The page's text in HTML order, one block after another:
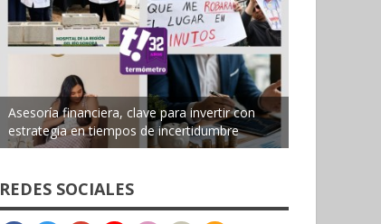
Asesoría financiera, clave para invertir con
estrategia en tiempos de incertidumbre
REDES SOCIALES